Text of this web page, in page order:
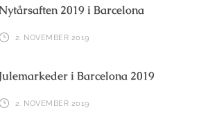
Nytårsaften 2019 i Barcelona
2. NOVEMBER 2019
Julemarkeder i Barcelona 2019
2. NOVEMBER 2019